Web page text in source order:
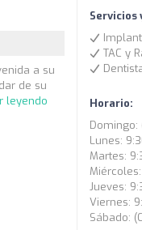
a su
de su
leyendo
Servicios
TAC y
Horario:
Domingo:
Lunes:
Martes:
Jueves:
Viernes:
Sábado: